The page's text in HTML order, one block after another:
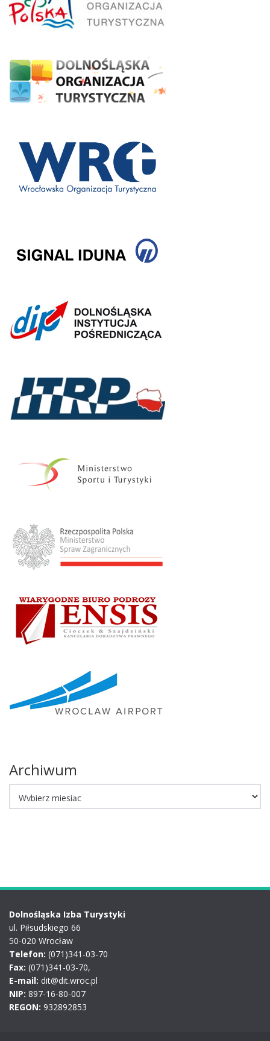
Archiwum
Dolnośląska Izba Turystyki
ul. Piłsudskiego 66
50-020 Wrocław
Telefon: (071)341-03-70
Fax: (071)341-03-70,
E-mail: dit@dit.wroc.pl
NIP: 897-16-80-007
REGON: 932892853